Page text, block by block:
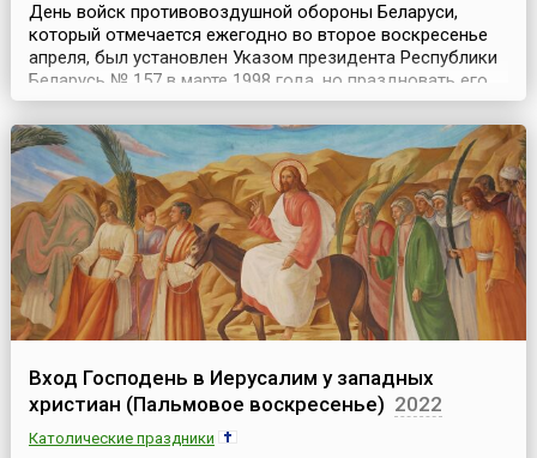
День войск противовоздушной обороны Беларуси,
который отмечается ежегодно во второе воскресенье
апреля, был установлен Указом президента Республики
Беларусь № 157 в марте 1998 года, но праздновать его
начали еще в советское время, начиная с 1975 года,
согласно постановлению Президиума Верховного
Совета СССР.Военные историки еще продолжают
спорить о том, что считать датой рождения войск ПВО,
но...
Вход Господень в Иерусалим у западных
христиан (Пальмовое воскресенье) 2022
Католические праздники